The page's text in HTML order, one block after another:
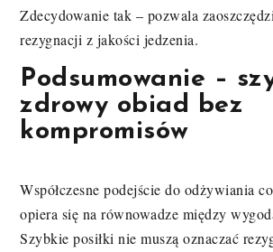
Zdecydowanie tak – pozwala
rezygnacji z jakości jedzenia.
Podsumowanie –
zdrowy obiad bez
kompromisów
Współczesne podejście do odżywiania
opiera się na równowadze między
Szybkie posiłki nie muszą oznaczać